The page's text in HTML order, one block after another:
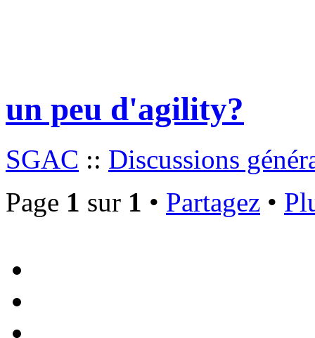
un peu d'agility?
SGAC :: Discussions
Page 1 sur 1 • Partagez •